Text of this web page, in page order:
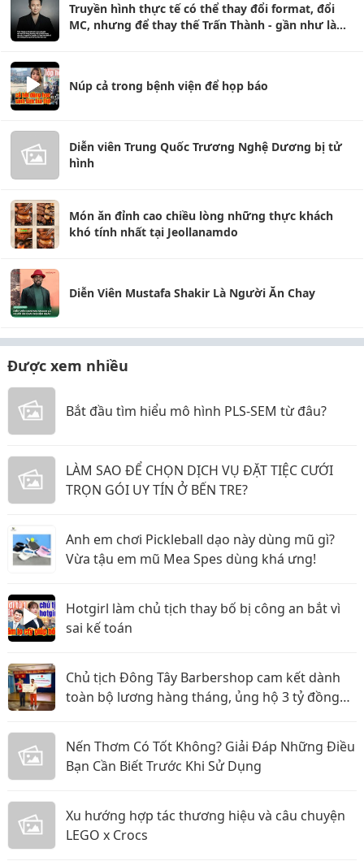
Truyền hình thực tế có thể thay đổi format, đổi
MC, nhưng để thay thế Trấn Thành - gần như là
Núp cả trong bệnh viện để họp báo
Diễn viên Trung Quốc Trương Nghệ Dương bị tử
hình
Món ăn đỉnh cao chiều lòng những thực khách
khó tính nhất tại Jeollanamdo
Diễn Viên Mustafa Shakir Là Người Ăn Chay
Được xem nhiều
Bắt đầu tìm hiểu mô hình PLS-SEM từ đâu?
LÀM SAO ĐỂ CHỌN DỊCH VỤ ĐẶT TIỆC CƯỚI
TRỌN GÓI UY TÍN Ở BẾN TRE?
Anh em chơi Pickleball dạo này dùng mũ gì?
Vừa tậu em mũ Mea Spes dùng khá ưng!
Hotgirl làm chủ tịch thay bố bị công an bắt vì
sai kế toán
Chủ tịch Đông Tây Barbershop cam kết dành
toàn bộ lương hàng tháng, ủng hộ 3 tỷ đồng
Nến Thơm Có Tốt Không? Giải Đáp Những Điều
Bạn Cần Biết Trước Khi Sử Dụng
Xu hướng hợp tác thương hiệu và câu chuyện
LEGO x Crocs